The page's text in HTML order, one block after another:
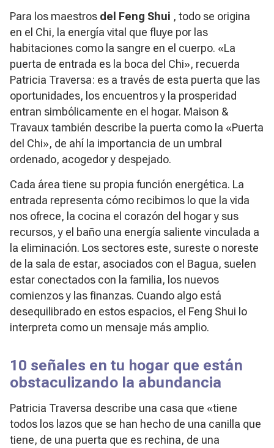
Para los maestros del Feng Shui , todo se origina
en el Chi, la energía vital que fluye por las
habitaciones como la sangre en el cuerpo. «La
puerta de entrada es la boca del Chi», recuerda
Patricia Traversa: es a través de esta puerta que las
oportunidades, los encuentros y la prosperidad
entran simbólicamente en el hogar. Maison &
Travaux también describe la puerta como la «Puerta
del Chi», de ahí la importancia de un umbral
ordenado, acogedor y despejado.
Cada área tiene su propia función energética. La
entrada representa cómo recibimos lo que la vida
nos ofrece, la cocina el corazón del hogar y sus
recursos, y el baño una energía saliente vinculada a
la eliminación. Los sectores este, sureste o noreste
de la sala de estar, asociados con el Bagua, suelen
estar conectados con la familia, los nuevos
comienzos y las finanzas. Cuando algo está
desequilibrado en estos espacios, el Feng Shui lo
interpreta como un mensaje más amplio.
10 señales en tu hogar que están
obstaculizando la abundancia
Patricia Traversa describe una casa que «tiene
todos los lazos que se han hecho de una canilla que
tiene, de una puerta que es rechina, de una